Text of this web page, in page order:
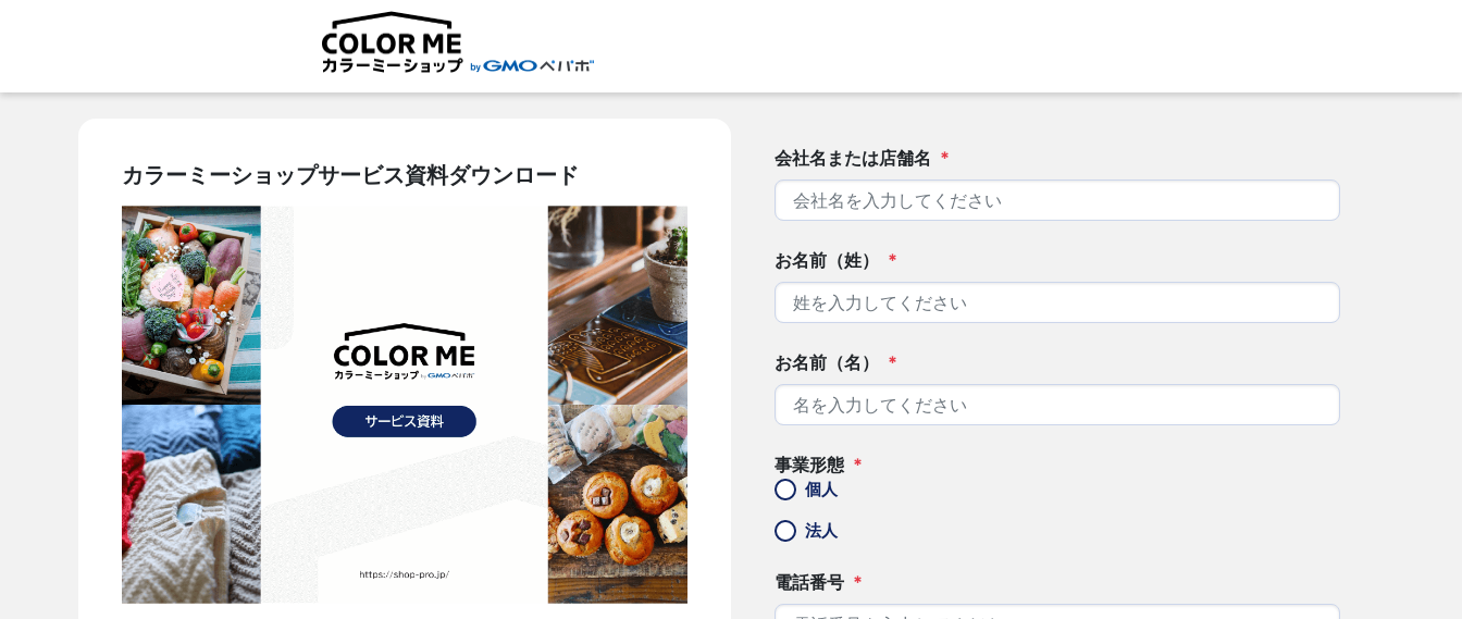
カラーミーショップサービス資料ダウンロード
会社名または店舗名 *
お名前（姓） *
お名前（名） *
事業形態 *
個人
法人
電話番号 *